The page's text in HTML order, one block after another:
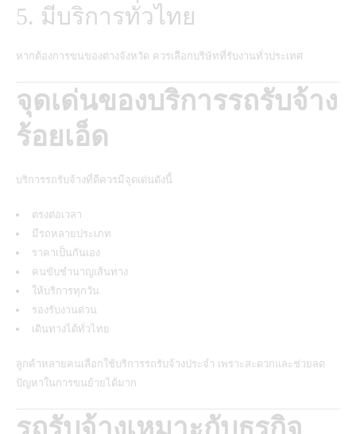
5. มีบริการทั่วไทย
หากต้องการขนของต่างจังหวัด ควรเลือกบริษัทที่รับงานทั่วประเทศ
จุดเด่นของบริการรถรับจ้าง
ร้อยเอ็ด
บริการรถรับจ้างที่ดีควรมีจุดเด่นดังนี้
ตรงต่อเวลา
มีรถหลายประเภท
ราคาเป็นกันเอง
คนขับชำนาญเส้นทาง
ให้บริการทุกวัน
รองรับงานด่วน
เดินทางได้ทั่วไทย
ลูกค้าหลายคนเลือกใช้บริการรถรับจ้างประจำ เพราะสะดวกและช่วยลด
ปัญหาในการขนย้ายได้มาก